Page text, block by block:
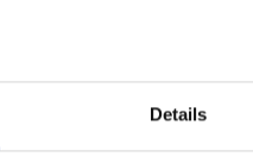
Details
gungor, sandlåda,